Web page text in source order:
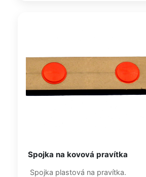
Spojka na kovová pravítka
Spojka plastová na pravítka.